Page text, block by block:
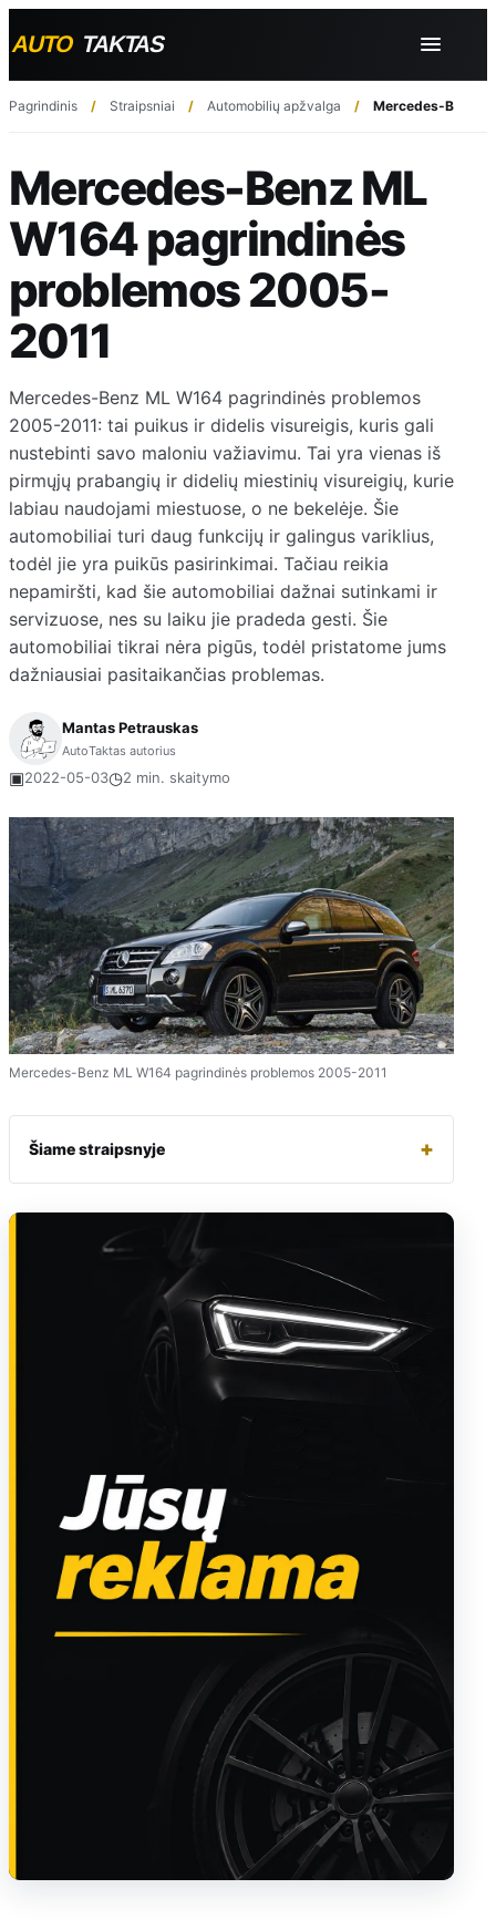
Pagrindinis Straipsniai Automobilių apžvalga Mercedes-Benz
Mercedes-Benz ML
W164 pagrindinės
problemos 2005-
2011
Mercedes-Benz ML W164 pagrindinės problemos
2005-2011: tai puikus ir didelis visureigis, kuris gali
nustebinti savo maloniu važiavimu. Tai yra vienas iš
pirmųjų prabangių ir didelių miestinių visureigių, kurie
labiau naudojami miestuose, o ne bekelėje. Šie
automobiliai turi daug funkcijų ir galingus variklius,
todėl jie yra puikūs pasirinkimai. Tačiau reikia
nepamiršti, kad šie automobiliai dažnai sutinkami ir
servizuose, nes su laiku jie pradeda gesti. Šie
automobiliai tikrai nėra pigūs, todėl pristatome jums
dažniausiai pasitaikančias problemas.
Mantas Petrauskas
AutoTaktas autorius
▣2022-05-03◷2 min. skaitymo
Mercedes-Benz ML W164 pagrindinės problemos 2005-2011
Šiame straipsnyje +